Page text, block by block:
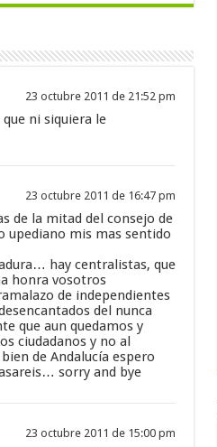
23 octubre 2011 de 21:52 pm
ni siquiera le
23 octubre 2011 de 16:47 pm
de la mitad del consejo de
upediano mis mas sentido
hay centralistas, que
honra vosotros
de independientes
del nunca
que aun quedamos y
ciudadanos y no al
de Andalucía espero
sorry and bye
23 octubre 2011 de 15:00 pm